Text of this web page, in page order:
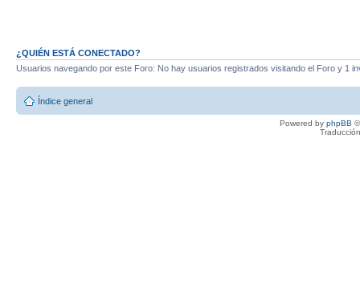
¿QUIÉN ESTÁ CONECTADO?
Usuarios navegando por este Foro: No hay usuarios registrados visitando el Foro y 1
Índice general
Powered by phpBB